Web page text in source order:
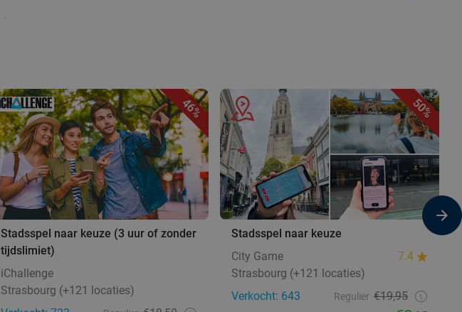
46%
Stadsspel naar keuze (3 uur of zonder
tijdslimiet)
iChallenge
Strasbourg (+121 locaties)
50%
Stadsspel naar keuze
City Game
7.4
Strasbourg (+121 locaties)
Verkocht: 643
Regulier €19,95